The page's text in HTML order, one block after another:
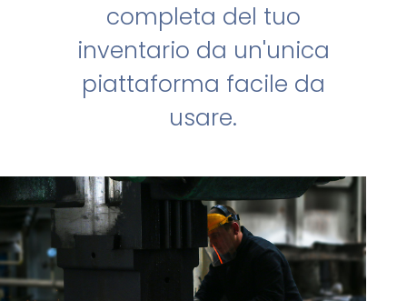
completa del tuo
inventario da un'unica
piattaforma facile da
usare.